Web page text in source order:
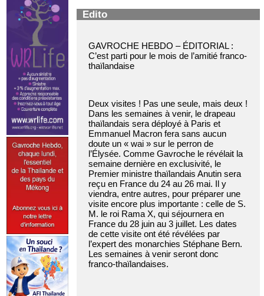
Edito
GAVROCHE HEBDO – ÉDITORIAL :
C’est parti pour le mois de l’amitié franco-
thaïlandaise
Deux visites ! Pas une seule, mais deux !
Dans les semaines à venir, le drapeau
thaïlandais sera déployé à Paris et
Emmanuel Macron fera sans aucun
doute un « wai » sur le perron de
l’Élysée. Comme Gavroche le révélait la
semaine dernière en exclusivité, le
Premier ministre thaïlandais Anutin sera
reçu en France du 24 au 26 mai. Il y
viendra, entre autres, pour préparer une
visite encore plus importante : celle de S.
M. le roi Rama X, qui séjournera en
France du 28 juin au 3 juillet. Les dates
de cette visite ont été révélées par
l’expert des monarchies Stéphane Bern.
Les semaines à venir seront donc
franco-thaïlandaises.